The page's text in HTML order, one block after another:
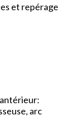
et repérage
arc